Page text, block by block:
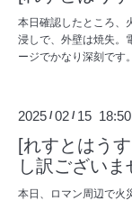
本日確認したところ、
浸しで、外壁は焼失。
ージでかなり深刻です。
2025 /02 / 15 18:50
[れすとはう
し訳ございま
本日、ロマン周辺で火